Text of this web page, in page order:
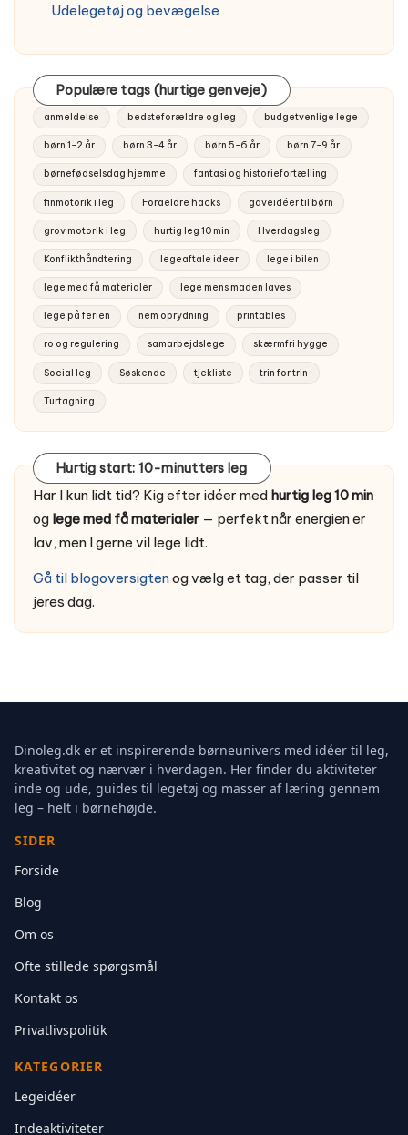
Udelegetøj og bevægelse
Populære tags (hurtige genveje)
anmeldelse bedsteforældre og leg budgetvenlige lege
børn 1-2 år børn 3-4 år børn 5-6 år børn 7-9 år
børnefødselsdag hjemme fantasi og historiefortælling
finmotorik i leg Foraeldre hacks gaveidéer til børn
grov motorik i leg hurtig leg 10 min Hverdagsleg
Konflikthåndtering legeaftale ideer lege i bilen
lege med få materialer lege mens maden laves
lege på ferien nem oprydning printables
ro og regulering samarbejdslege skærmfri hygge
Social leg Søskende tjekliste trin for trin
Turtagning
Hurtig start: 10-minutters leg
Har I kun lidt tid? Kig efter idéer med hurtig leg 10 min
og lege med få materialer — perfekt når energien er
lav, men I gerne vil lege lidt.
Gå til blogoversigtenog vælg et tag, der passer til
jeres dag.
Dinoleg.dk er et inspirerende børneunivers med idéer til leg,
kreativitet og nærvær i hverdagen. Her finder du aktiviteter
inde og ude, guides til legetøj og masser af læring gennem
leg – helt i børnehøjde.
SIDER
Forside
Blog
Om os
Ofte stillede spørgsmål
Kontakt os
Privatlivspolitik
KATEGORIER
Legeidéer
Indeaktiviteter